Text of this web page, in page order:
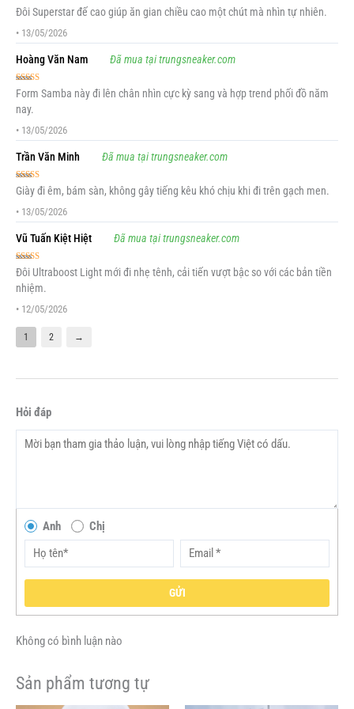
Được xếp
hạng55 sao
Đôi Superstar đế cao giúp ăn gian chiều cao một chút mà nhìn tự nhiên.
• 13/05/2026
Hoàng Văn Nam Đã mua tại trungsneaker.com
Được xếp
hạng5 5 sao
Form Samba này đi lên chân nhìn cực kỳ sang và hợp trend phối đồ năm
nay.
• 13/05/2026
Trần Văn Minh Đã mua tại trungsneaker.com
Được xếp
hạng 55 sao
Giày đi êm, bám sàn, không gây tiếng kêu khó chịu khi đi trên gạch men.
• 13/05/2026
Vũ Tuấn Kiệt Hiệt Đã mua tại trungsneaker.com
Được xếp
hạng55 sao
Đôi Ultraboost Light mới đi nhẹ tênh, cải tiến vượt bậc so với các bản tiền
nhiệm.
• 12/05/2026
1 2 →
Hỏi đáp
Anh Chị
GỬI
Không có bình luận nào
Sản phẩm tương tự